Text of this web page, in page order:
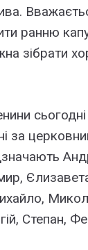
ранню
зібрати
сьогодні
за
Степан,